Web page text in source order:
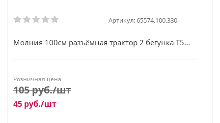
Артикул:65574.100.330
Молния 100см разъёмная трактор 2 бегунка Т5...
Розничная цена
105руб./шт
45 руб./шт